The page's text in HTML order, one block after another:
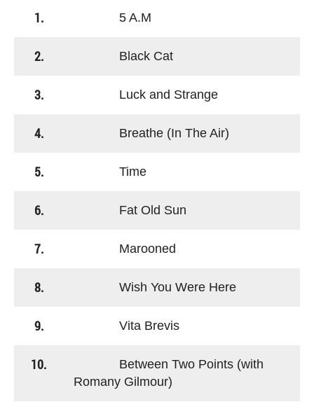
1. 5 A.M
2. Black Cat
3. Luck and Strange
4. Breathe (In The Air)
5. Time
6. Fat Old Sun
7. Marooned
8. Wish You Were Here
9. Vita Brevis
10.
Between Two Points (with
Romany Gilmour)